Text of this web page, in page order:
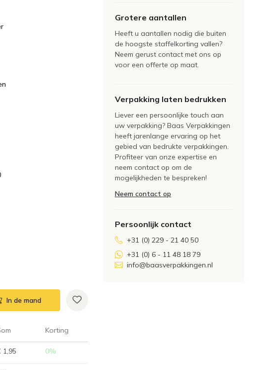
In de mand
Korting
1,95 0%
Grotere aantallen
Heeft u aantallen nodig die buiten
de hoogste staffelkorting vallen?
Neem gerust contact met ons op
voor een offerte op maat.
Verpakking laten bedrukken
Liever een persoonlijke touch aan
uw verpakking? Baas Verpakkingen
heeft jarenlange ervaring op het
gebied van bedrukte verpakkingen.
Profiteer van onze expertise en
neem contact op om de
mogelijkheden te bespreken!
Neem contact op
Persoonlijk contact
+31 (0) 229 - 21 40 50
+31 (0) 6 - 11 48 18 79
info@baasverpakkingen.nl